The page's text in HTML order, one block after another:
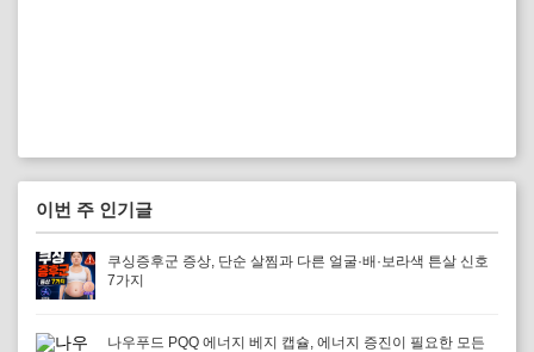
이번 주 인기글
쿠싱증후군 증상, 단순 살찜과 다른 얼굴·배·보라색 튼살 신호
7가지
나우푸드 PQQ 에너지 베지 캡슐, 에너지 증진이 필요한 모든